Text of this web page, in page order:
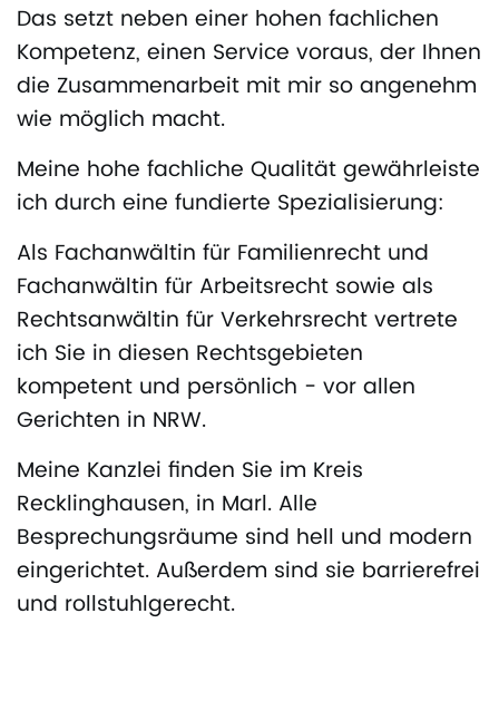
Das setzt neben einer hohen fachlichen
Kompetenz, einen Service voraus, der Ihnen
die Zusammenarbeit mit mir so angenehm
wie möglich macht.
Meine hohe fachliche Qualität gewährleiste
ich durch eine fundierte Spezialisierung:
Als Fachanwältin für Familienrecht und
Fachanwältin für Arbeitsrecht sowie als
Rechtsanwältin für Verkehrsrecht vertrete
ich Sie in diesen Rechtsgebieten
kompetent und persönlich - vor allen
Gerichten in NRW.
Meine Kanzlei finden Sie im Kreis
Recklinghausen, in Marl. Alle
Besprechungsräume sind hell und modern
eingerichtet. Außerdem sind sie barrierefrei
und rollstuhlgerecht.